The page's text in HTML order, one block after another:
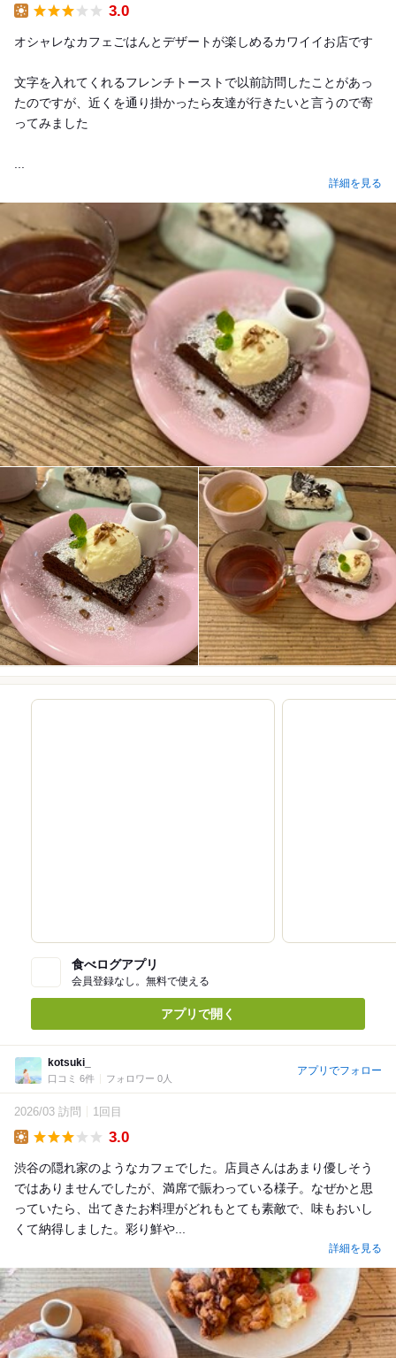
3.0
オシャレなカフェごはんとデザートが楽しめるカワイイお店です
文字を入れてくれるフレンチトーストで以前訪問したことがあっ
たのですが、近くを通り掛かったら友達が行きたいと言うので寄
ってみました
詳細を見る
食べログアプリ
会員登録なし。無料で使える
アプリで開く
kotsuki_
口コミ 6件 フォロワー 0人
アプリでフォロー
2026/03 訪問 1回目
3.0
渋谷の隠れ家のようなカフェでした。店員さんはあまり優しそう
ではありませんでしたが、満席で賑わっている様子。なぜかと思
っていたら、出てきたお料理がどれもとても素敵で、味もおいし
くて納得しました。彩り鮮や...
詳細を見る